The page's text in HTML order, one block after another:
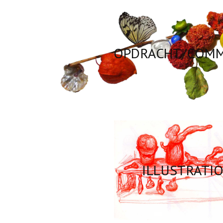
OPDRACHT/